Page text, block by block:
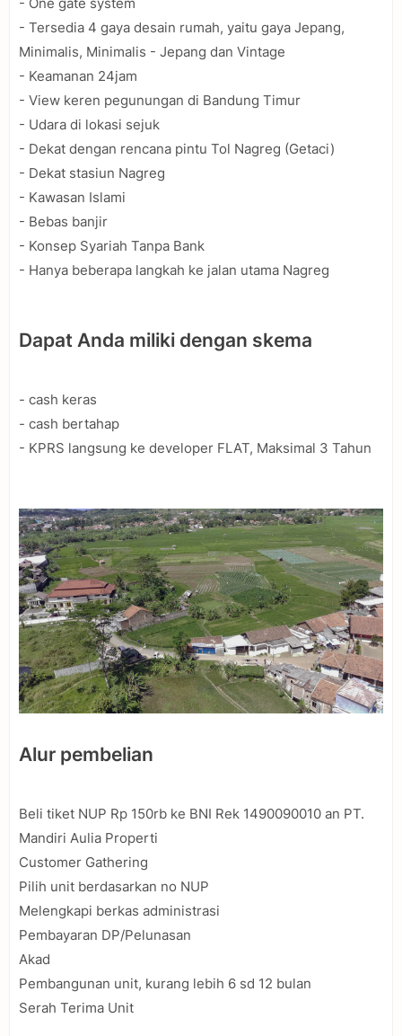
- Tersedia 4 gaya desain rumah, yaitu gaya Jepang,
Minimalis, Minimalis - Jepang dan Vintage
- Keamanan 24jam
- View keren pegunungan di Bandung Timur
- Udara di lokasi sejuk
- Dekat dengan rencana pintu Tol Nagreg (Getaci)
- Dekat stasiun Nagreg
- Kawasan Islami
- Bebas banjir
- Konsep Syariah Tanpa Bank
- Hanya beberapa langkah ke jalan utama Nagreg
Dapat Anda miliki dengan skema
- cash keras
- cash bertahap
- KPRS langsung ke developer FLAT, Maksimal 3 Tahun
Alur pembelian
Beli tiket NUP Rp 150rb ke BNI Rek 1490090010 an PT.
Mandiri Aulia Properti
Customer Gathering
Pilih unit berdasarkan no NUP
Melengkapi berkas administrasi
Pembayaran DP/Pelunasan
Akad
Pembangunan unit, kurang lebih 6 sd 12 bulan
Serah Terima Unit